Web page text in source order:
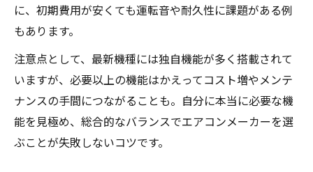
に、初期費用が安くても運転音や耐久性に課題がある例
もあります。
注意点として、最新機種には独自機能が多く搭載されて
いますが、必要以上の機能はかえってコスト増やメンテ
ナンスの手間につながることも。自分に本当に必要な機
能を見極め、総合的なバランスでエアコンメーカーを選
ぶことが失敗しないコツです。